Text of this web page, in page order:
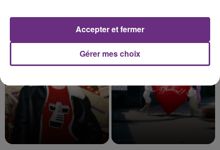
fermer ses portes.
TITRES DIFFUSÉS
13h17
13h17
Gérer mes choix
Accepter et fermer